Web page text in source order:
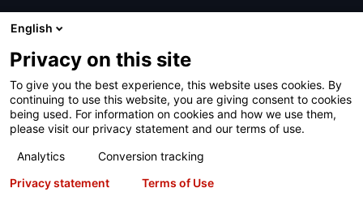
Internacional
Ventas y servicio
Condiciones de uso Declaración de privacidad
English
Privacy on this site
To give you the best experience, this website uses cookies. By
continuing to use this website, you are giving consent to cookies
being used. For information on cookies and how we use them,
please visit our privacy statement and our terms of use.
Analytics
Conversion tracking
Privacy statement
Terms of Use